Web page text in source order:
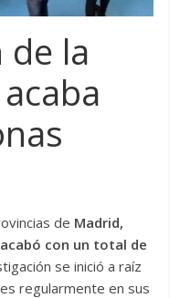
de la
de Madrid,
acabó con un total de
se inició a raíz
regularmente en sus